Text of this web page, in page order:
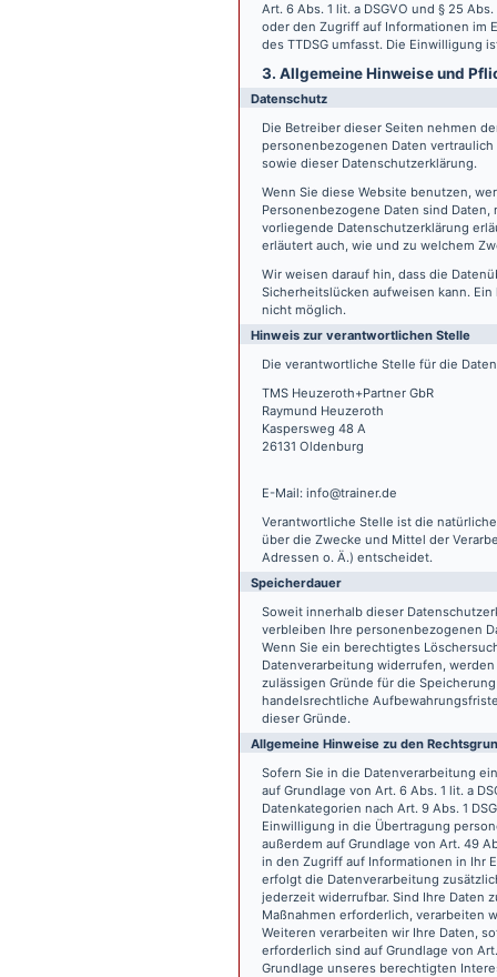
Art. 6 Abs. 1 lit. a DSGVO und § 25
oder den Zugriff auf Informationen im
des TTDSG umfasst. Die Einwilligung
3. Allgemeine Hinweise und
Datenschutz
Die Betreiber dieser Seiten nehmen
personenbezogenen Daten
sowie dieser Datenschutzerklärung.
Wenn Sie diese Website benutzen,
Personenbezogene Daten sind
vorliegende Datenschutzerklärung
erläutert auch, wie und zu welchem
Wir weisen darauf hin, dass die
Sicherheitslücken aufweisen kann.
nicht möglich.
Hinweis zur verantwortlichen Stelle
Die verantwortliche Stelle für die
TMS Heuzeroth+Partner GbR
Raymund Heuzeroth
Kaspersweg 48 A
26131 Oldenburg
E-Mail: info@trainer.de
Verantwortliche Stelle ist die
über die Zwecke und Mittel der
Adressen o. Ä.) entscheidet.
Speicherdauer
Soweit innerhalb dieser
verbleiben Ihre personenbezogenen
Wenn Sie ein berechtigtes
Datenverarbeitung widerrufen,
zulässigen Gründe für die
handelsrechtliche
dieser Gründe.
Allgemeine Hinweise zu den
Sofern Sie in die Datenverarbeitung
auf Grundlage von Art. 6 Abs. 1 lit. a
Datenkategorien nach Art. 9 Abs. 1
Einwilligung in die Übertragung
außerdem auf Grundlage von Art. 49
in den Zugriff auf Informationen in Ihr
erfolgt die Datenverarbeitung
jederzeit widerrufbar. Sind Ihre Daten
Maßnahmen erforderlich, verarbeiten
Weiteren verarbeiten wir Ihre Daten,
erforderlich sind auf Grundlage von
Grundlage unseres berechtigten